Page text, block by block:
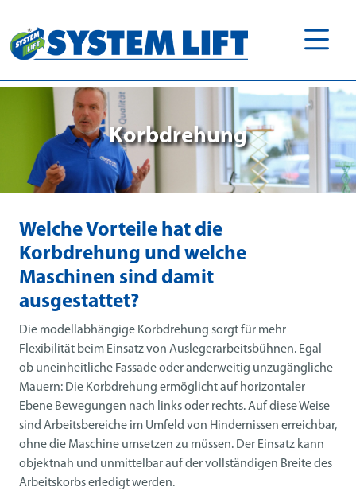
Korbdrehung
Welche Vorteile hat die
Korbdrehung und welche
Maschinen sind damit
ausgestattet?
Die modellabhängige Korbdrehung sorgt für mehr
Flexibilität beim Einsatz von Auslegerarbeitsbühnen. Egal
ob uneinheitliche Fassade oder anderweitig unzugängliche
Mauern: Die Korbdrehung ermöglicht auf horizontaler
Ebene Bewegungen nach links oder rechts. Auf diese Weise
sind Arbeitsbereiche im Umfeld von Hindernissen erreichbar,
ohne die Maschine umsetzen zu müssen. Der Einsatz kann
objektnah und unmittelbar auf der vollständigen Breite des
Arbeitskorbs erledigt werden.